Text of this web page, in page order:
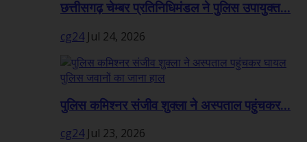
छत्तीसगढ़ चेम्बर प्रतिनिधिमंडल ने पुलिस उपायुक्त...
cg24 Jul 24, 2026
पुलिस कमिश्नर संजीव शुक्ला ने अस्पताल पहुंचकर...
cg24 Jul 23, 2026